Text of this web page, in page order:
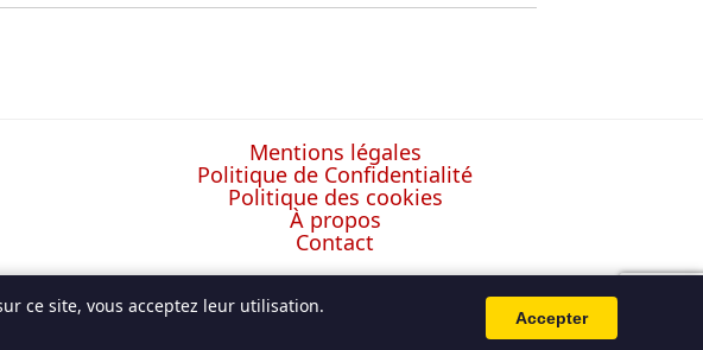
Mentions légales
Politique de Confidentialité
Politique des cookies
À propos
Contact
ce site, vous acceptez leur utilisation.
Accepter